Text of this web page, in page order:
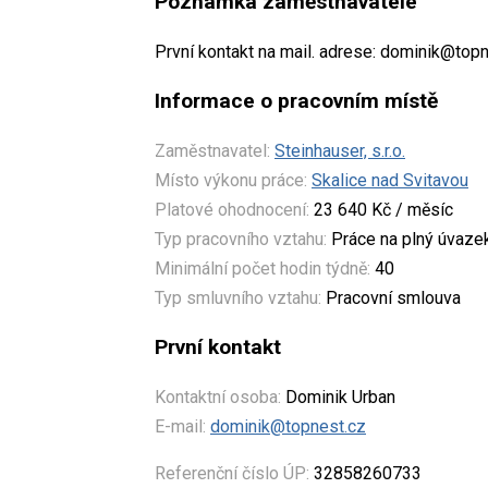
První kontakt na mail. adrese:
Informace o pracovním místě
Zaměstnavatel: Steinhauser, s.r.o.
Místo výkonu práce: Skalice nad Svitavou
Platové ohodnocení: 23 640 Kč / měsíc
Typ pracovního vztahu: Práce na plný
Minimální počet hodin týdně: 40
Typ smluvního vztahu: Pracovní smlouva
První kontakt
Kontaktní osoba: Dominik Urban
E-mail: dominik@topnest.cz
Referenční číslo ÚP: 32858260733